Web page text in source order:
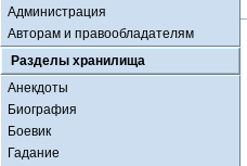
Администрация
Авторам и правообладателям
Разделы хранилища
Анекдоты
Биография
Боевик
Гадание